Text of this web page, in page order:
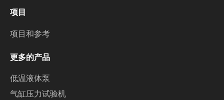
项目
项目和参考
更多的产品
低温液体泵
气缸压力试验机